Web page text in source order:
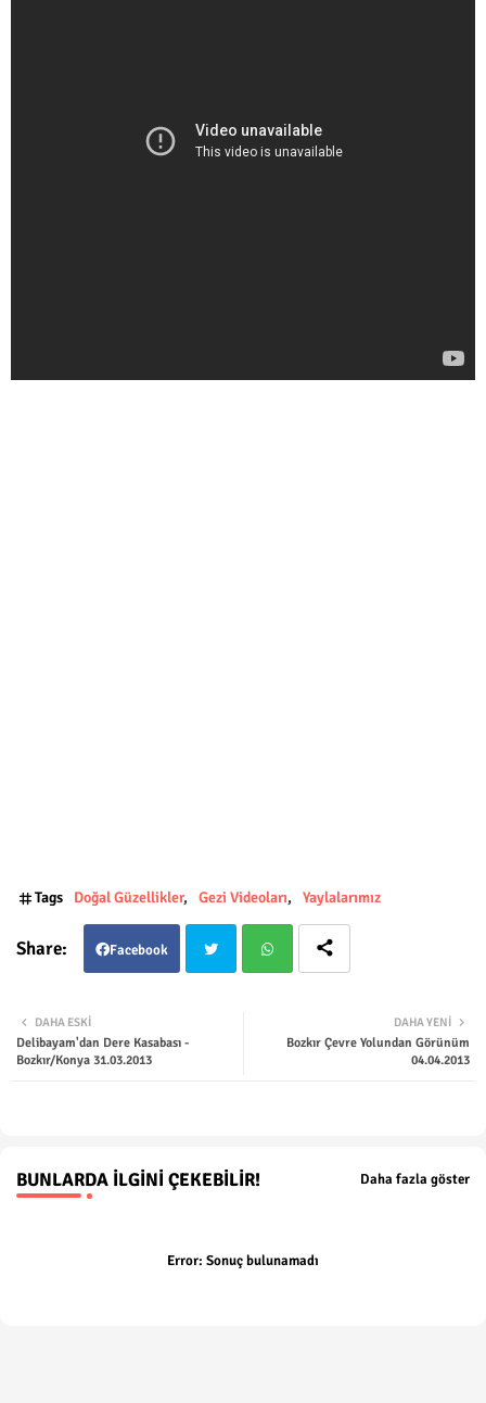
Tags Doğal Güzellikler Gezi Videoları Yaylalarımız
Facebook
DAHA YENI
Bozkır Çevre Yolundan Görünüm
04.04.2013
DAHA ESKI
Delibayam'dan Dere Kasabası -
Bozkır/Konya 31.03.2013
BUNLARDA İLGINI ÇEKEBILIR! Daha fazla göster
Error: Sonuç bulunamadı